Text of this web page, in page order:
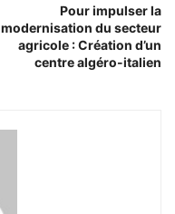
Pour impulser la
modernisation du secteur
agricole : Création d’un
centre algéro-italien